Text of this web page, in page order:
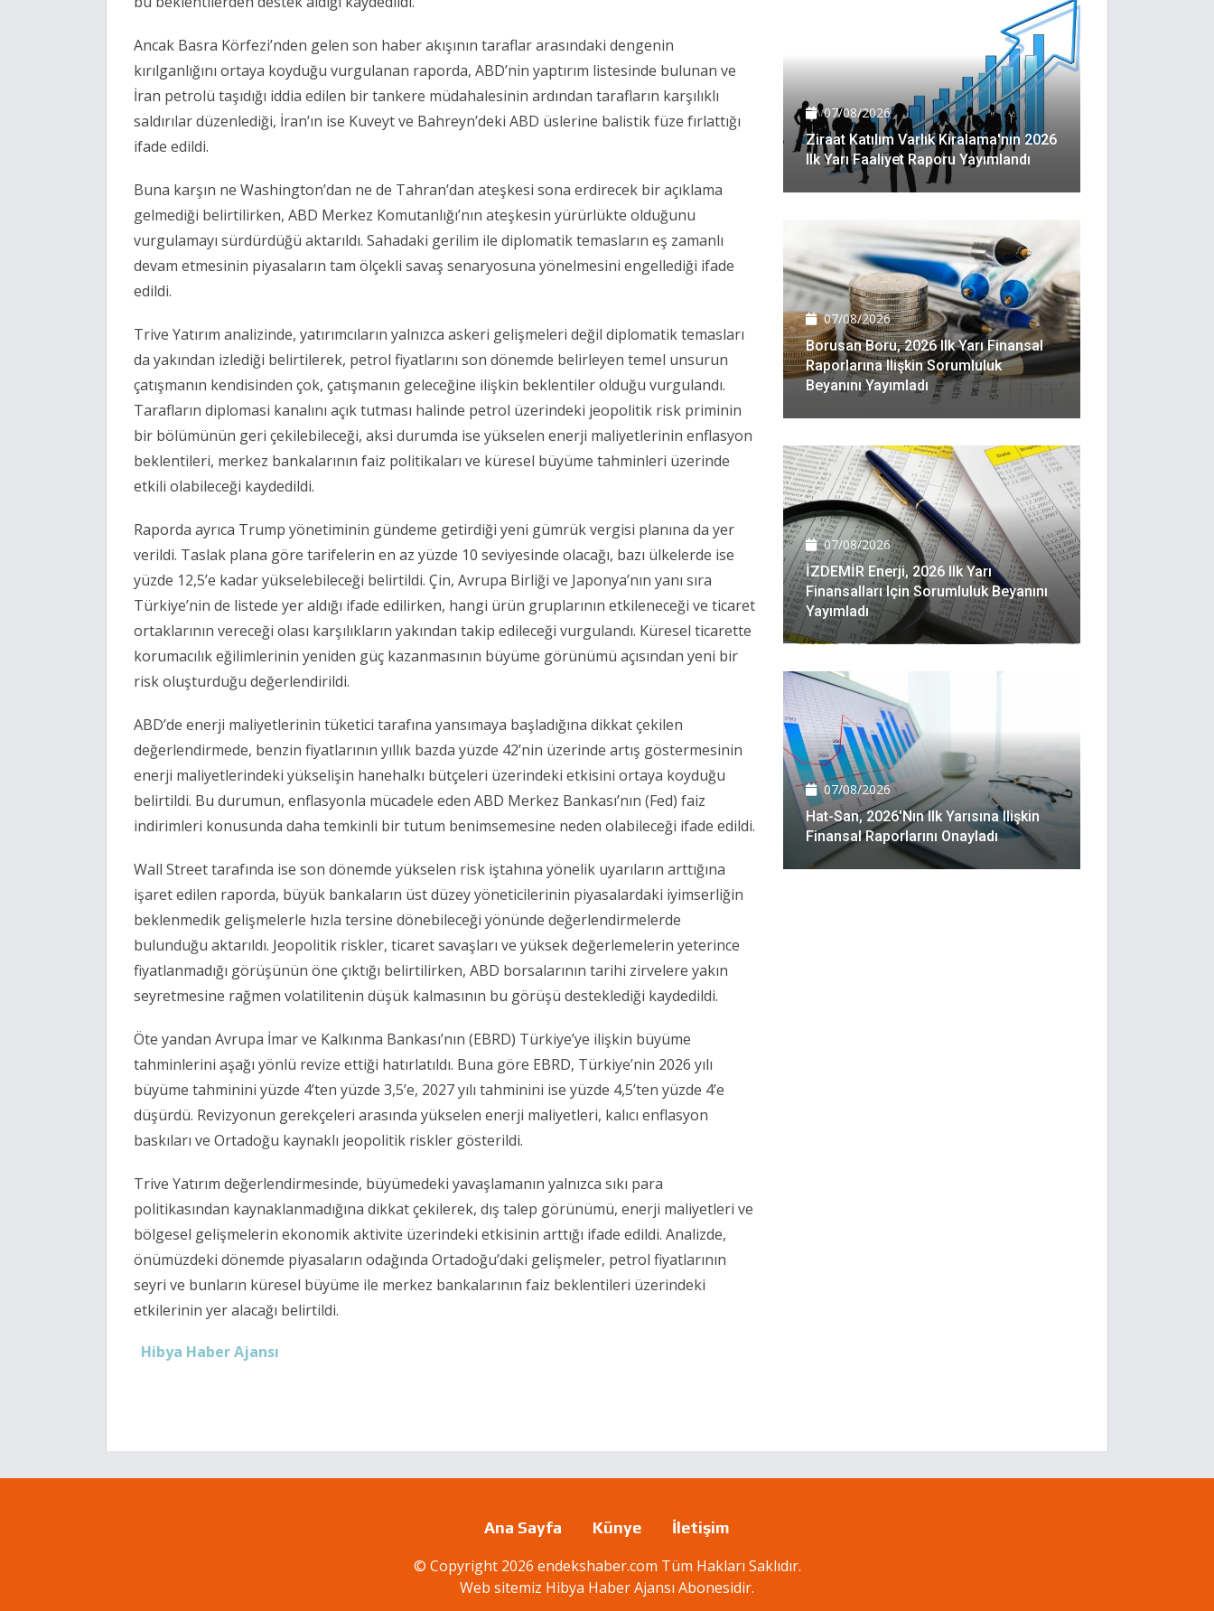
Ancak Basra Körfezi’nden gelen son haber akışının taraflar arasındaki dengenin
kırılganlığını ortaya koyduğu vurgulanan raporda, ABD’nin yaptırım listesinde bulunan ve
İran petrolü taşıdığı iddia edilen bir tankere müdahalesinin ardından tarafların karşılıklı
saldırılar düzenlediği, İran’ın ise Kuveyt ve Bahreyn’deki ABD üslerine balistik füze fırlattığı
ifade edildi.
Buna karşın ne Washington’dan ne de Tahran’dan ateşkesi sona erdirecek bir açıklama
gelmediği belirtilirken, ABD Merkez Komutanlığı’nın ateşkesin yürürlükte olduğunu
vurgulamayı sürdürdüğü aktarıldı. Sahadaki gerilim ile diplomatik temasların eş zamanlı
devam etmesinin piyasaların tam ölçekli savaş senaryosuna yönelmesini engellediği ifade
edildi.
Trive Yatırım analizinde, yatırımcıların yalnızca askeri gelişmeleri değil diplomatik temasları
da yakından izlediği belirtilerek, petrol fiyatlarını son dönemde belirleyen temel unsurun
çatışmanın kendisinden çok, çatışmanın geleceğine ilişkin beklentiler olduğu vurgulandı.
Tarafların diplomasi kanalını açık tutması halinde petrol üzerindeki jeopolitik risk priminin
bir bölümünün geri çekilebileceği, aksi durumda ise yükselen enerji maliyetlerinin enflasyon
beklentileri, merkez bankalarının faiz politikaları ve küresel büyüme tahminleri üzerinde
etkili olabileceği kaydedildi.
Raporda ayrıca Trump yönetiminin gündeme getirdiği yeni gümrük vergisi planına da yer
verildi. Taslak plana göre tarifelerin en az yüzde 10 seviyesinde olacağı, bazı ülkelerde ise
yüzde 12,5’e kadar yükselebileceği belirtildi. Çin, Avrupa Birliği ve Japonya’nın yanı sıra
Türkiye’nin de listede yer aldığı ifade edilirken, hangi ürün gruplarının etkileneceği ve ticaret
ortaklarının vereceği olası karşılıkların yakından takip edileceği vurgulandı. Küresel ticarette
korumacılık eğilimlerinin yeniden güç kazanmasının büyüme görünümü açısından yeni bir
risk oluşturduğu değerlendirildi.
ABD’de enerji maliyetlerinin tüketici tarafına yansımaya başladığına dikkat çekilen
değerlendirmede, benzin fiyatlarının yıllık bazda yüzde 42’nin üzerinde artış göstermesinin
enerji maliyetlerindeki yükselişin hanehalkı bütçeleri üzerindeki etkisini ortaya koyduğu
belirtildi. Bu durumun, enflasyonla mücadele eden ABD Merkez Bankası’nın (Fed) faiz
indirimleri konusunda daha temkinli bir tutum benimsemesine neden olabileceği ifade edildi.
Wall Street tarafında ise son dönemde yükselen risk iştahına yönelik uyarıların arttığına
işaret edilen raporda, büyük bankaların üst düzey yöneticilerinin piyasalardaki iyimserliğin
beklenmedik gelişmelerle hızla tersine dönebileceği yönünde değerlendirmelerde
bulunduğu aktarıldı. Jeopolitik riskler, ticaret savaşları ve yüksek değerlemelerin yeterince
fiyatlanmadığı görüşünün öne çıktığı belirtilirken, ABD borsalarının tarihi zirvelere yakın
seyretmesine rağmen volatilitenin düşük kalmasının bu görüşü desteklediği kaydedildi.
Öte yandan Avrupa İmar ve Kalkınma Bankası’nın (EBRD) Türkiye’ye ilişkin büyüme
tahminlerini aşağı yönlü revize ettiği hatırlatıldı. Buna göre EBRD, Türkiye’nin 2026 yılı
büyüme tahminini yüzde 4’ten yüzde 3,5’e, 2027 yılı tahminini ise yüzde 4,5’ten yüzde 4’e
düşürdü. Revizyonun gerekçeleri arasında yükselen enerji maliyetleri, kalıcı enflasyon
baskıları ve Ortadoğu kaynaklı jeopolitik riskler gösterildi.
Trive Yatırım değerlendirmesinde, büyümedeki yavaşlamanın yalnızca sıkı para
politikasından kaynaklanmadığına dikkat çekilerek, dış talep görünümü, enerji maliyetleri ve
bölgesel gelişmelerin ekonomik aktivite üzerindeki etkisinin arttığı ifade edildi. Analizde,
önümüzdeki dönemde piyasaların odağında Ortadoğu’daki gelişmeler, petrol fiyatlarının
seyri ve bunların küresel büyüme ile merkez bankalarının faiz beklentileri üzerindeki
etkilerinin yer alacağı belirtildi.
Hibya Haber Ajansı
07/08/2026
Ziraat Katılım Varlık Kiralama'nın 2026
Ilk Yarı Faaliyet Raporu Yayımlandı
07/08/2026
Borusan Boru, 2026 Ilk Yarı Finansal
Raporlarına Ilişkin Sorumluluk
Beyanını Yayımladı
07/08/2026
İZDEMİR Enerji, 2026 Ilk Yarı
Finansalları Için Sorumluluk Beyanını
Yayımladı
07/08/2026
Hat-San, 2026'nın Ilk Yarısına Ilişkin
Finansal Raporlarını Onayladı
Ana Sayfa Künye İletişim
© Copyright 2026 endekshaber.com Tüm Hakları Saklıdır.
Web sitemiz Hibya Haber Ajansı Abonesidir.